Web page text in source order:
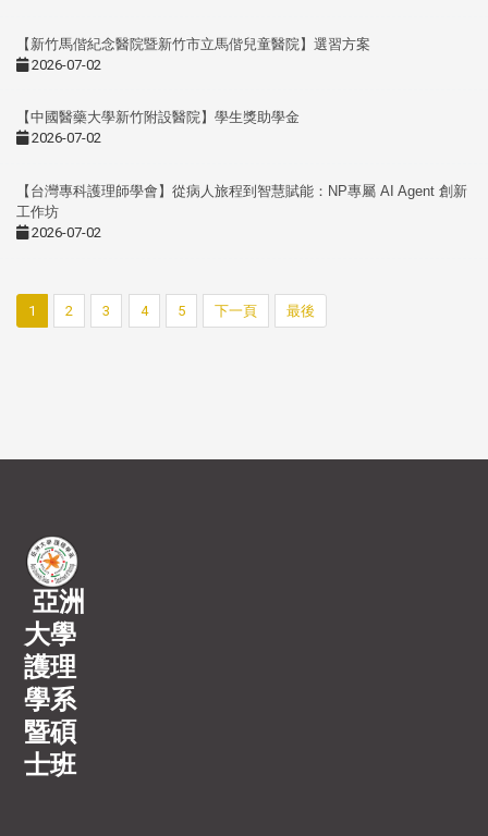
【新竹馬偕紀念醫院暨新竹市立馬偕兒童醫院】選習方案
2026-07-02
【中國醫藥大學新竹附設醫院】學生獎助學金
2026-07-02
【台灣專科護理師學會】從病人旅程到智慧賦能：NP專屬 AI Agent 創新
工作坊
2026-07-02
1 2 3 4 5 下一頁 最後
亞洲
大學
護理
學系
暨碩
士班